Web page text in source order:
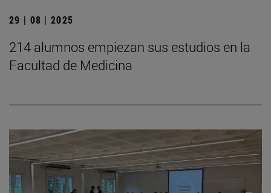
29 | 08 | 2025
214 alumnos empiezan sus estudios en la
Facultad de Medicina